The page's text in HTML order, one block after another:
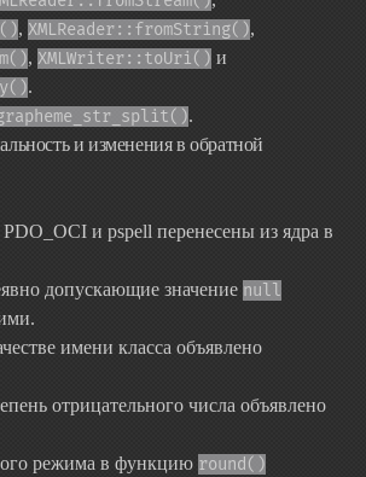
, XMLReader::fromString(),
, XMLWriter::toUri() и
.
.
и изменения в обратной
и pspell перенесены из ядра в
допускающие значение null
имени класса объявлено
отрицательного числа объявлено
режима в функцию round()